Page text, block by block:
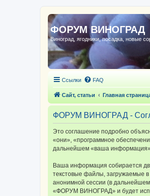
ФОРУМ ВИНОГРАД
Виноград, ягодники, посадка, новые
Ссылки FAQ
Сайт, статьи Главная
ФОРУМ ВИНОГРАД -
Это соглашение подробно
«они», «программное
дальнейшем «ваша
Ваша информация собирается
текстовые файлы, загружаемые
анонимной сессии (в
«ФОРУМ ВИНОГРАД» и будет